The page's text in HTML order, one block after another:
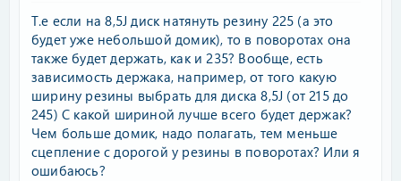
Т.е если на 8,5J диск натянуть резину 225 (а это
будет уже небольшой домик), то в поворотах она
также будет держать, как и 235? Вообще, есть
зависимость держака, например, от того какую
ширину резины выбрать для диска 8,5J (от 215 до
245) С какой шириной лучше всего будет держак?
Чем больше домик, надо полагать, тем меньше
сцепление с дорогой у резины в поворотах? Или я
ошибаюсь?